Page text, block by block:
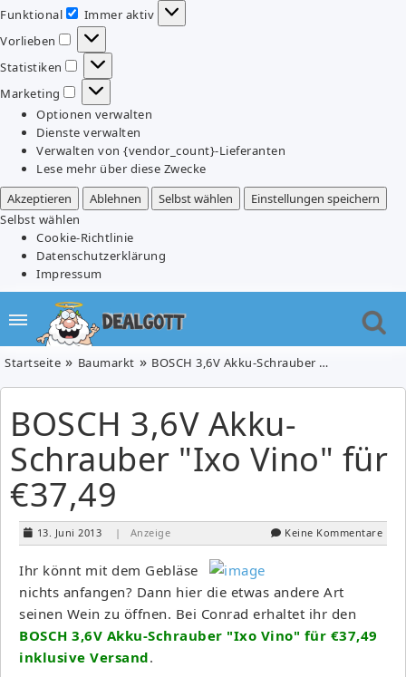
Funktional
Funktional
Immer aktiv
Vorlieben
Vorlieben
Statistiken
Statistiken
Marketing
Marketing
Optionen verwalten
Dienste verwalten
Verwalten von {vendor_count}-Lieferanten
Lese mehr über diese Zwecke
Akzeptieren
Ablehnen Selbst wählen
Einstellungen speichern
Selbst wählen
Cookie-Richtlinie
Datenschutzerklärung
Impressum
Startseite Baumarkt BOSCH 3,6V Akku-Schrauber "Ixo Vino" für €37,49
BOSCH 3,6V Akku-
Schrauber "Ixo Vino" für
€37,49
13. Juni 2013 | Anzeige Keine Kommentare
Ihr könnt mit dem Gebläse
nichts anfangen? Dann hier die etwas andere Art
seinen Wein zu öffnen. Bei Conrad erhaltet ihr den
BOSCH 3,6V Akku-Schrauber "Ixo Vino" für €37,49
inklusive Versand.